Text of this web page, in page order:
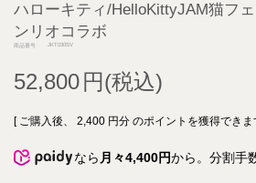
ハローキティ/HelloKittyJAM猫フ
ンリオコラボ
商品番号 JKT030SV
52,800
[ ご購入後、 2,400 円分 のポイントを獲得できま
なら 月々4,400円から。分割手